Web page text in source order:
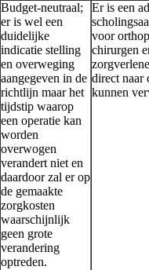
Budget-neutraal;
er is wel een
duidelijke
indicatie stelling
en overweging
aangegeven in de
richtlijn maar het
tijdstip waarop
een operatie kan
worden
overwogen
verandert niet en
daardoor zal er op
de gemaakte
zorgkosten
waarschijnlijk
geen grote
verandering
optreden.
Er is een
voor
chirurgen
direct naar
kunnen